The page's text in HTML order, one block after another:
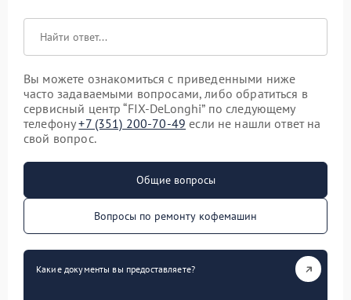
Вы можете ознакомиться с приведенными ниже
часто задаваемыми вопросами, либо обратиться в
сервисный центр “FIX-DeLonghi” по следующему
телефону+7 (351) 200-70-49 если не нашли ответ на
свой вопрос.
Общие вопросы
Вопросы по ремонту кофемашин
Какие документы вы предоставляете?